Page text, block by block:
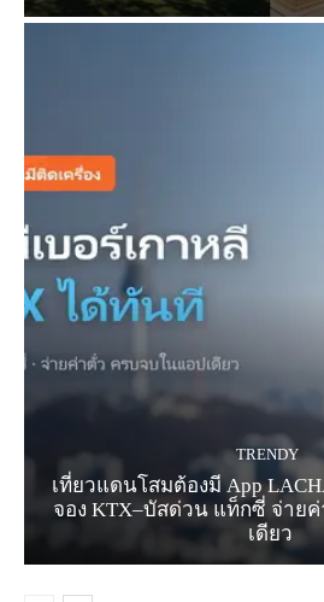
TRENDY
เที่ยวแดนโสมต้องมี App
จอง KTX–บัสด่วน แท็กซี่ จ่าย
เดียว